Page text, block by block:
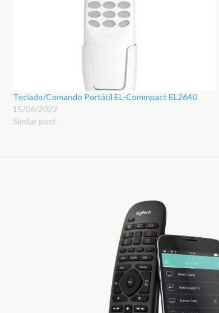
Teclado/Comando Portátil EL-Commpact EL2640
15/06/2022
Similar post
Favoritos